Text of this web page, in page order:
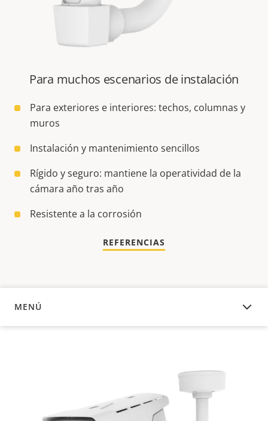
Para muchos escenarios de instalación
Para exteriores e interiores: techos, columnas y
muros
Instalación y mantenimiento sencillos
Rígido y seguro: mantiene la operatividad de la
cámara año tras año
Resistente a la corrosión
REFERENCIAS
MENÚ
DESCRIPCIÓN